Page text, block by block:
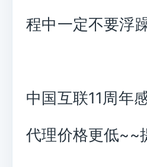
程中一定不要浮
中国互联11周年
代理价格更低~~